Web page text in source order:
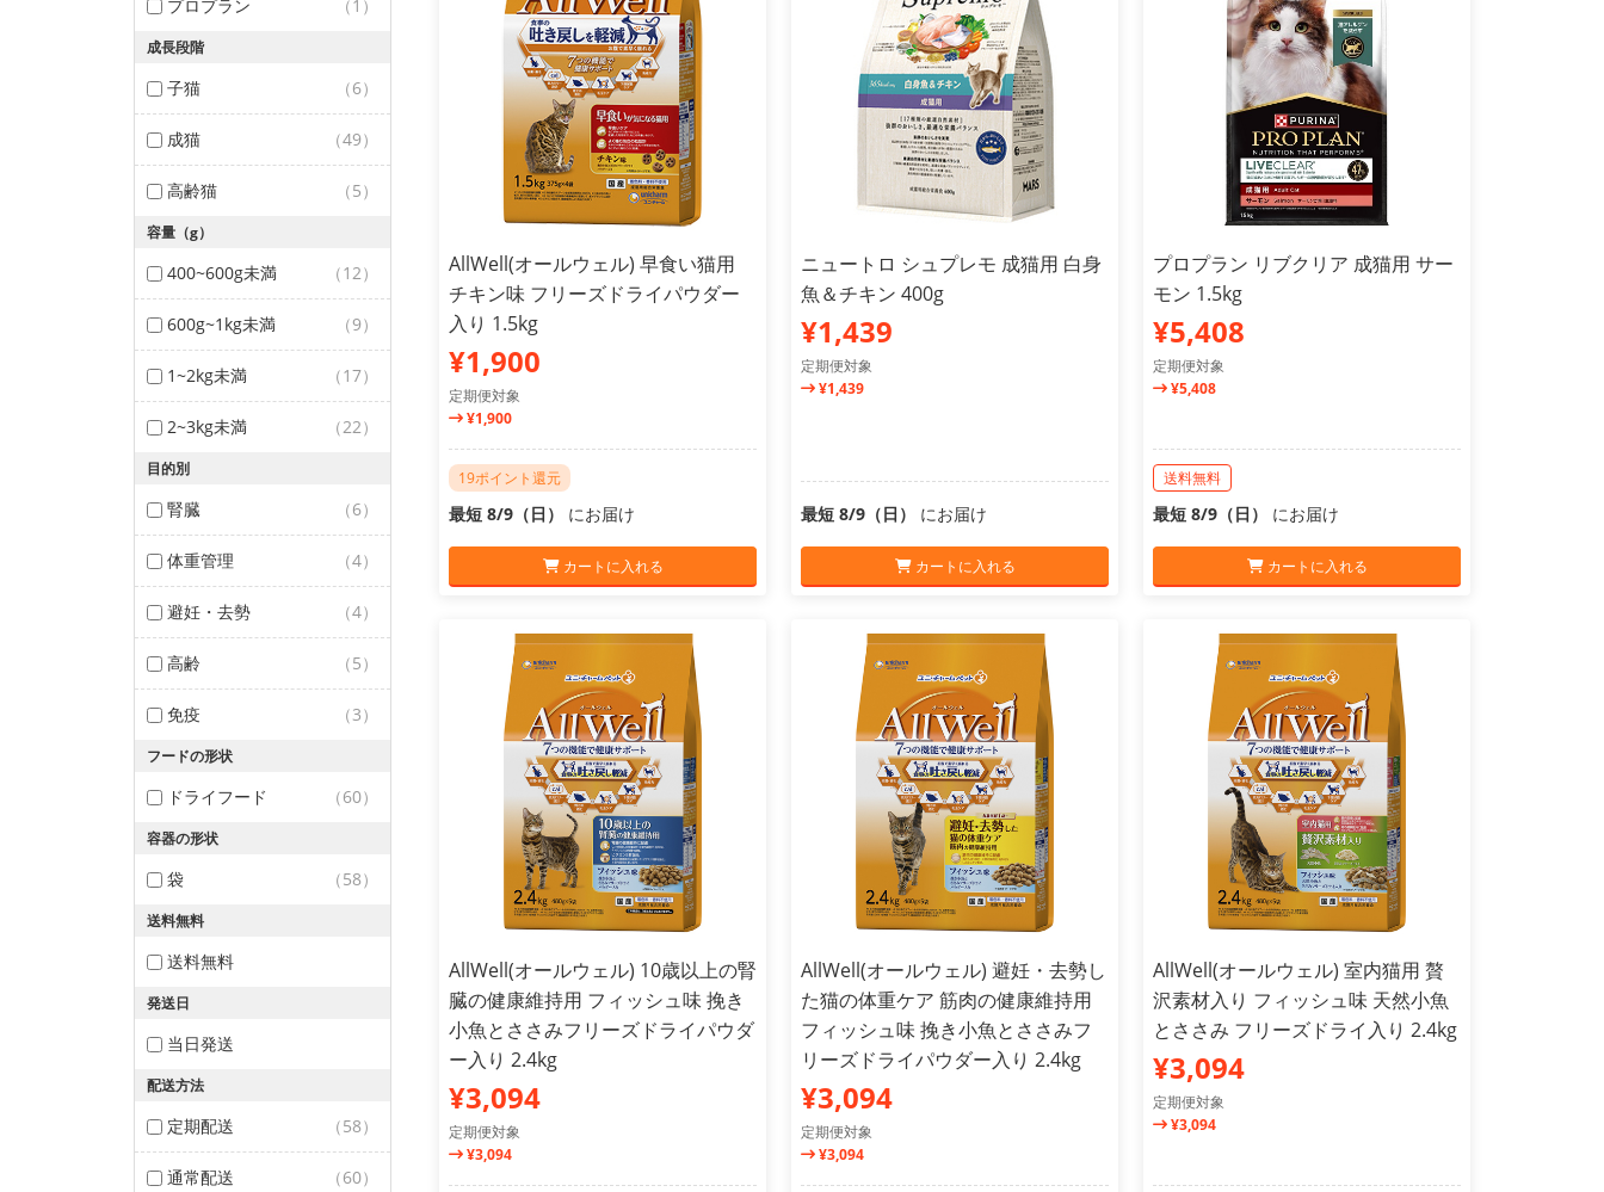
プロプラン （1）
成長段階
子猫 （6）
成猫 （49）
高齢猫 （5）
容量（g）
400~600g未満 （12）
600g~1kg未満 （9）
1~2kg未満 （17）
2~3kg未満 （22）
目的別
腎臓 （6）
体重管理 （4）
避妊・去勢 （4）
高齢 （5）
免疫 （3）
フードの形状
ドライフード （60）
容器の形状
袋 （58）
送料無料
送料無料
発送日
当日発送
配送方法
定期配送 （58）
通常配送 （60）
AllWell(オールウェル) 早食い猫用
チキン味 フリーズドライパウダー
入り 1.5kg
¥1,900
定期便対象
¥1,900
19ポイント還元
最短 8/9（日） にお届け
カートに入れる
ニュートロ シュプレモ 成猫用 白身
魚＆チキン 400g
¥1,439
定期便対象
¥1,439
最短 8/9（日） にお届け
カートに入れる
プロプラン リブクリア 成猫用 サー
モン 1.5kg
¥5,408
定期便対象
¥5,408
送料無料
最短 8/9（日） にお届け
カートに入れる
AllWell(オールウェル) 10歳以上の腎
臓の健康維持用 フィッシュ味 挽き
小魚とささみフリーズドライパウダ
ー入り 2.4kg
¥3,094
定期便対象
¥3,094
AllWell(オールウェル) 避妊・去勢し
た猫の体重ケア 筋肉の健康維持用
フィッシュ味 挽き小魚とささみフ
リーズドライパウダー入り 2.4kg
¥3,094
定期便対象
¥3,094
AllWell(オールウェル) 室内猫用 贅
沢素材入り フィッシュ味 天然小魚
とささみ フリーズドライ入り 2.4kg
¥3,094
定期便対象
¥3,094